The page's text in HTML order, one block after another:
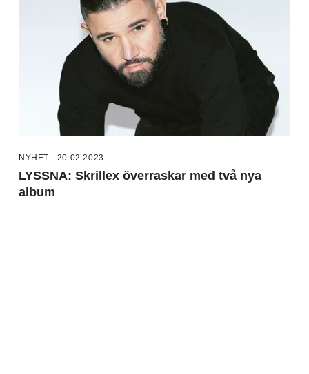
NYHET - 20.02.2023
LYSSNA: Skrillex överraskar med två nya
album